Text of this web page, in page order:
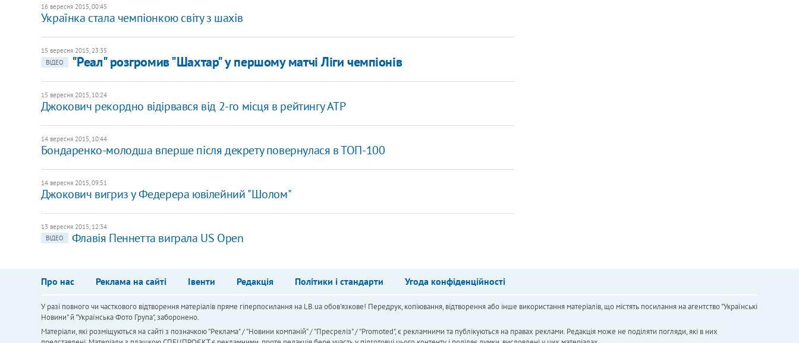
16 вересня 2015, 00:45
Українка стала чемпіонкою світу з шахів
15 вересня 2015, 23:35
ВІДЕО
"Реал" розгромив "Шахтар" у першому матчі Ліги чемпіонів
15 вересня 2015, 10:24
Джокович рекордно відірвався від 2-го місця в рейтингу ATP
14 вересня 2015, 10:44
Бондаренко-молодша вперше після декрету повернулася в ТОП-100
14 вересня 2015, 09:51
Джокович вигриз у Федерера ювілейний "Шолом"
13 вересня 2015, 12:34
ВІДЕО
Флавія Пеннетта виграла US Open
Про нас Реклама на сайті Івенти Редакція Політики і стандарти Угода конфіденційності
У разі повного чи часткового відтворення матеріалів пряме гіперпосилання на LB.ua обов'язкове! Передрук, копіювання, відтворення або інше використання матеріалів, що містять посилання на агентство "Українськi
Новини" й "Українська Фото Група", заборонено.
Матеріали, які розміщуються на сайті з позначкою "Реклама" / "Новини компаній" / "Пресреліз" / "Promoted", є рекламними та публікуються на правах реклами. Редакція може не поділяти погляди, які в них